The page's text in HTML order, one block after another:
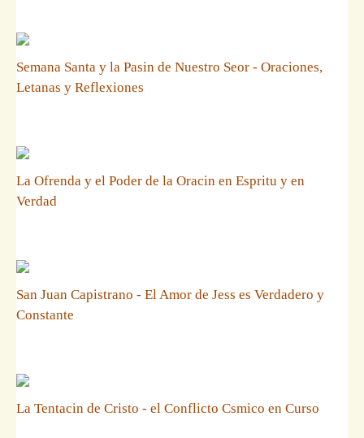
Semana Santa y la Pasin de Nuestro Seor - Oraciones,
Letanas y Reflexiones
La Ofrenda y el Poder de la Oracin en Espritu y en
Verdad
San Juan Capistrano - El Amor de Jess es Verdadero y
Constante
La Tentacin de Cristo - el Conflicto Csmico en Curso